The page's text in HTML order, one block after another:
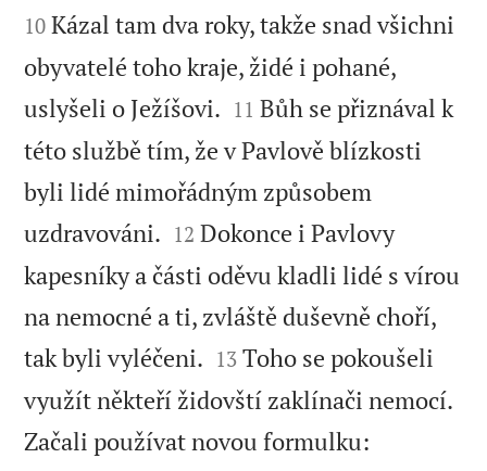
10 Kázal tam dva roky, takže snad všichni
obyvatelé toho kraje, židé i pohané,
uslyšeli o Ježíšovi. 

11 Bůh se přiznával k
této službě tím, že v Pavlově blízkosti
byli lidé mimořádným způsobem
uzdravováni. 

12 Dokonce i Pavlovy
kapesníky a části oděvu kladli lidé s vírou
na nemocné a ti, zvláště duševně choří,
tak byli vyléčeni. 

13 Toho se pokoušeli
využít někteří židovští zaklínači nemocí.
Začali používat novou formulku: